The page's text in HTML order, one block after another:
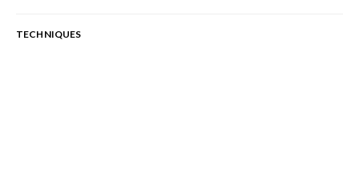
TECHNIQUES